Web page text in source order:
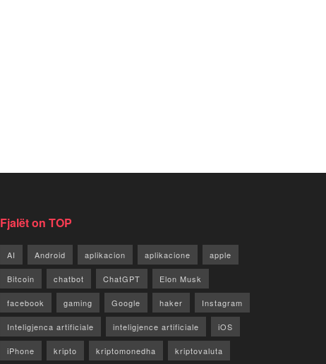
Fjalët on TOP
AI Android aplikacion aplikacione apple
Bitcoin chatbot ChatGPT Elon Musk
facebook gaming Google haker Instagram
Inteligjenca artificiale inteligjence artificiale iOS
iPhone kripto kriptomonedha kriptovaluta